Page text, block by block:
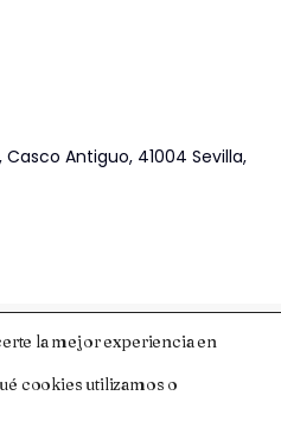
Casco Antiguo, 41004 Sevilla,
Barenboim-Said
la mejor experiencia en
cookies utilizamos o